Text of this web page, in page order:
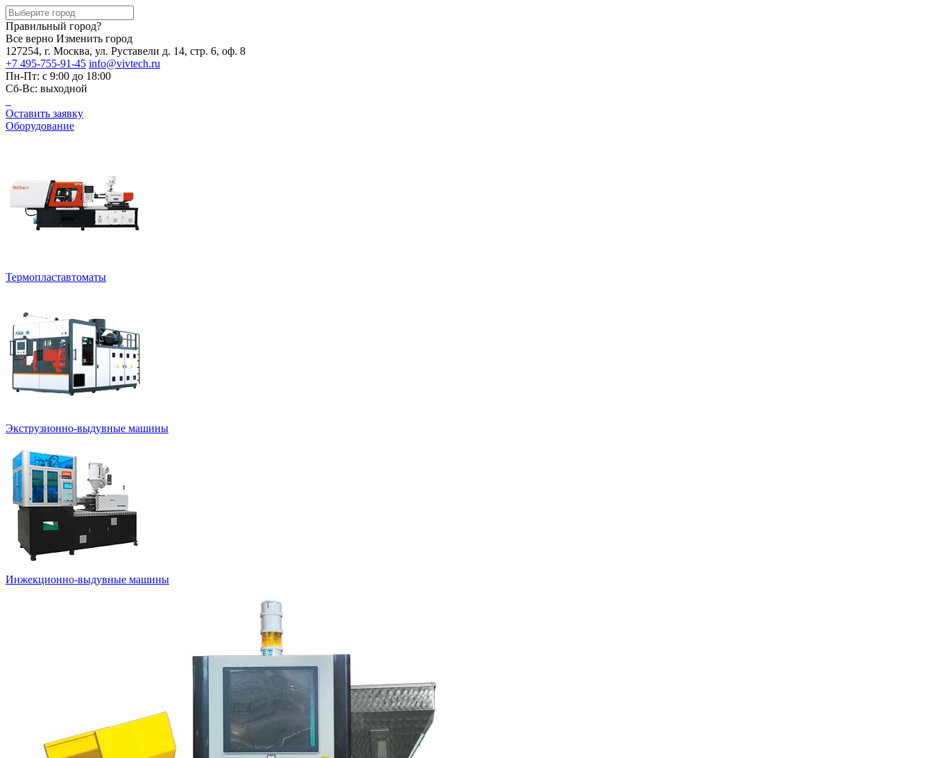
Правильный город?
Все верно Изменить город
127254, г. Москва, ул. Руставели д. 14, стр. 6, оф. 8
+7 495-755-91-45 info@vivtech.ru
Пн-Пт: с 9:00 до 18:00
Сб-Вс: выходной
Оставить заявку
Оборудование
Термопластавтоматы
Экструзионно-выдувные машины
Инжекционно-выдувные машины